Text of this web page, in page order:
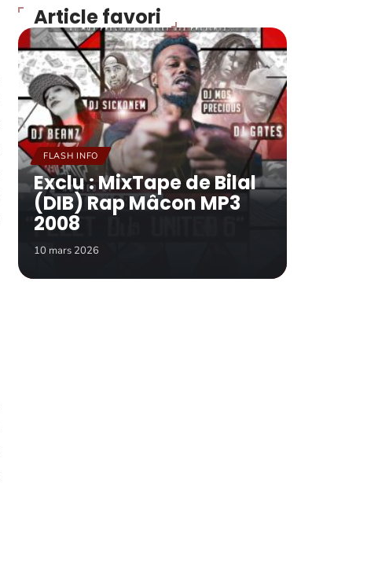
Article favori
FLASH INFO
Exclu : MixTape de Bilal
(DIB) Rap Mâcon MP3
2008
10 mars 2026